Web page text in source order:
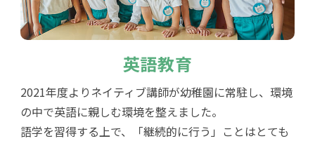
英語教育
2021年度よりネイティブ講師が幼稚園に常駐し、環境
の中で英語に親しむ環境を整えました。
語学を習得する上で、「継続的に行う」ことはとても